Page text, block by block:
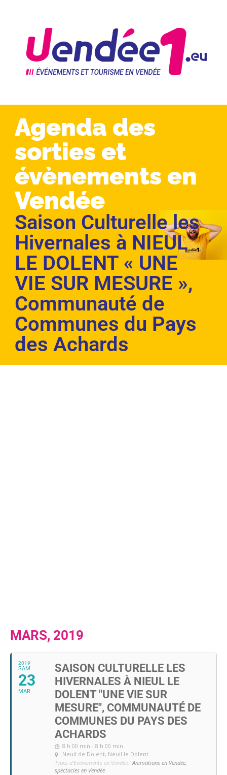
Agenda des
sorties et
évènements en
Vendée
Saison Culturelle les
Hivernales à NIEUL
LE DOLENT « UNE
VIE SUR MESURE »,
Communauté de
Communes du Pays
des Achards
MARS, 2019
2019
SAM
23
MAR
SAISON CULTURELLE LES
HIVERNALES À NIEUL LE
DOLENT "UNE VIE SUR
MESURE", COMMUNAUTÉ DE
COMMUNES DU PAYS DES
ACHARDS
8 h 00 min - 8 h 00 min
Neuil de Dolent, Neuil le Dolent
Types d'Evénements en Vendée: Animations en Vendée,
spectacles en Vendée